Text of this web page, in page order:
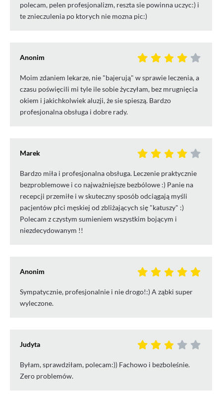
polecam, pelen profesjonalizm, reszta sie powinna uczyc:) i
te znieczulenia po ktorych nie mozna pic:)
Anonim
Moim zdaniem lekarze, nie "bajerują" w sprawie leczenia, a
czasu poświęcili mi tyle ile sobie życzyłam, bez mrugnięcia
okiem i jakichkolwiek aluzji, że sie spieszą. Bardzo
profesjonalna obsługa i dobre rady.
Marek
Bardzo miła i profesjonalna obsługa. Leczenie praktycznie
bezproblemowe i co najważniejsze bezbólowe :) Panie na
recepcji przemiłe i w skuteczny sposób odciągają myśli
pacjentów płci męskiej od zbliżających się "katuszy" :)
Polecam z czystym sumieniem wszystkim bojącym i
niezdecydowanym !!
Anonim
Sympatycznie, profesjonalnie i nie drogo!:) A ząbki super
wyleczone.
Judyta
Byłam, sprawdziłam, polecam:)) Fachowo i bezboleśnie.
Zero problemów.